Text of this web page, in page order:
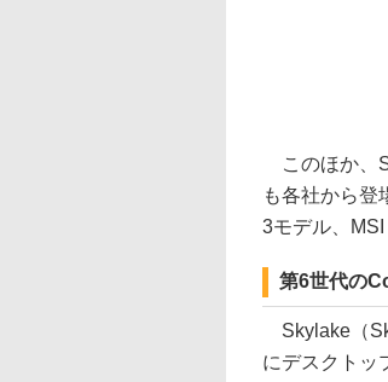
このほか、
も各社から登
3モデル、MSI
第6世代の
Skylake（
にデスクトッ